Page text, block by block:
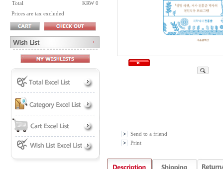
Total
KRW 0
Prices are tax excluded
Send to a friend
Print